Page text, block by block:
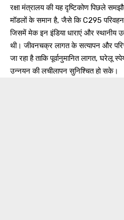
रक्षा मंत्रालय की यह दृष्टिकोण पिछले
मॉडलों के समान है, जैसे कि C295
जिसमें मेक इन इंडिया धाराएं और स्थानीय
थी। जीवनचक्र लागत के सत्यापन और
जा रहा है ताकि पूर्वानुमानित लागत, घरेलू
उन्नयन की लचीलापन सुनिश्चित हो सके।